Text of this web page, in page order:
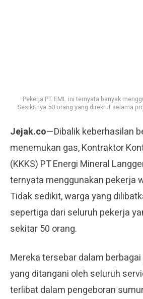
Pekerja PT. EML ini ternyata banyak
Sesikitnya 50 orang yang direkrut selama
Jejak.co—Dibalik keberhasilan
menemukan gas, Kontraktor
(KKKS) PT Energi Mineral
ternyata menggunakan pekerja
Tidak sedikit, warga yang
sepertiga dari seluruh pekerja
sekitar 50 orang.
Mereka tersebar dalam
yang ditangani oleh seluruh
terlibat dalam pengeboran